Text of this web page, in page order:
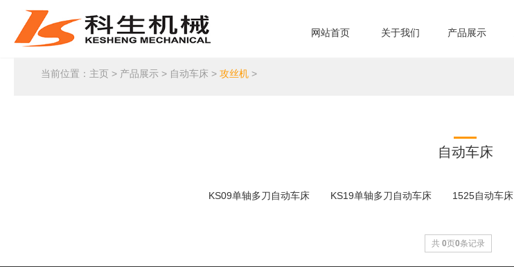
网站首页 关于我们 产品展示
当前位置： 主页 > 产品展示 > 自动车床 >攻丝机 >
自动车床
KS09单轴多刀自动车床 KS19单轴多刀自动车床 1525自动车床
共0页0条记录